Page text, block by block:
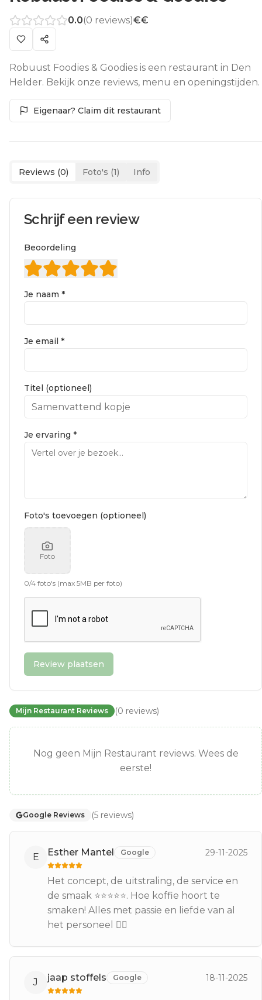
0.0(0 reviews)€€
Robuust Foodies & Goodies is een restaurant in Den
Helder. Bekijk onze reviews, menu en openingstijden.
Eigenaar? Claim dit restaurant
Reviews (0) Foto's (1) Info
Schrijf een review
Beoordeling
Je naam *
Je email *
Titel (optioneel)
Je ervaring *
Foto's toevoegen (optioneel)
Foto
0/4 foto's (max 5MB per foto)
Review plaatsen
Mijn Restaurant Reviews (0 reviews)
Nog geen Mijn Restaurant reviews. Wees de
eerste!
Google Reviews (5 reviews)
E Esther Mantel Google 29-11-2025
Het concept, de uitstraling, de service en
de smaak ⭐️⭐️⭐️⭐️⭐️. Hoe koffie hoort te
smaken! Alles met passie en liefde van al
het personeel 👌🏼
J jaap stoffels Google 18-11-2025